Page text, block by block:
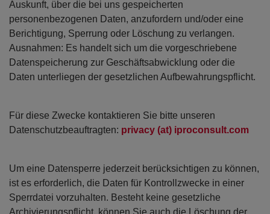
Auskunft, über die bei uns gespeicherten
personenbezogenen Daten, anzufordern und/oder eine
Berichtigung, Sperrung oder Löschung zu verlangen.
Ausnahmen: Es handelt sich um die vorgeschriebene
Datenspeicherung zur Geschäftsabwicklung oder die
Daten unterliegen der gesetzlichen Aufbewahrungspflicht.
Für diese Zwecke kontaktieren Sie bitte unseren
Datenschutzbeauftragten: privacy (at) iproconsult.com
Um eine Datensperre jederzeit berücksichtigen zu können,
ist es erforderlich, die Daten für Kontrollzwecke in einer
Sperrdatei vorzuhalten. Besteht keine gesetzliche
Archivierungspflicht, können Sie auch die Löschung der